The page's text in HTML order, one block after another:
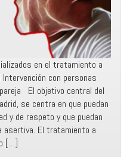
en el tratamiento a
con personas
El objetivo central del
se centra en que puedan
y de respeto y que puedan
asertiva. El tratamiento a
[…]